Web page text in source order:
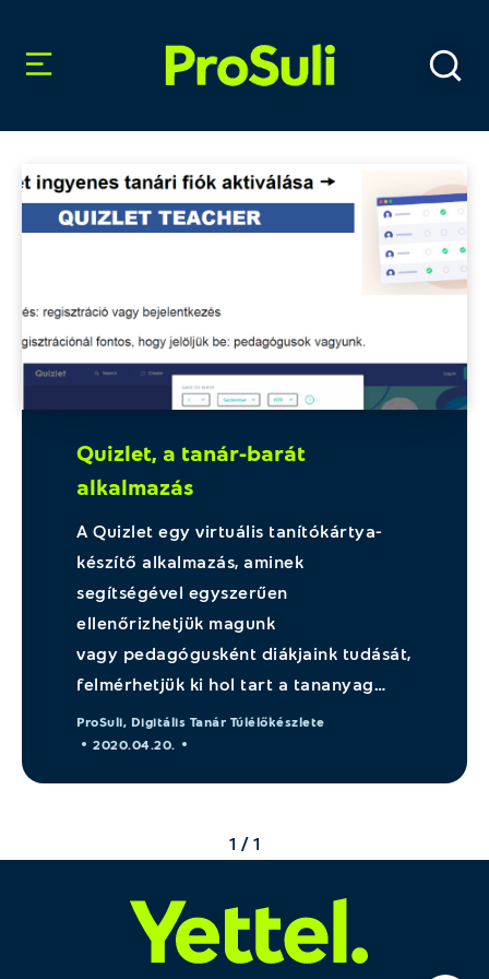
Quizlet, a tanár-barát
alkalmazás
A Quizlet egy virtuális tanítókártya-
készítő alkalmazás, aminek
segítségével egyszerűen
ellenőrizhetjük magunk
vagy pedagógusként diákjaink tudását,
felmérhetjük ki hol tart a tananyag…
ProSuli, Digitális Tanár Túlélőkészlete
2020.04.20.
1 / 1